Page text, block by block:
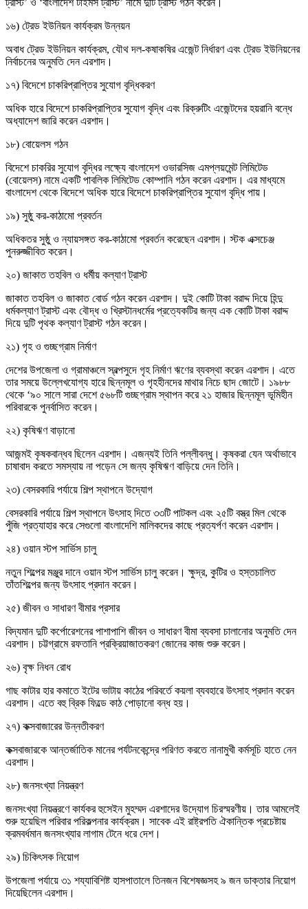
১৬) ট্রেড ইউনিয়ন কার্যক্রম উন্নয়ন
অবাধ ট্রেড ইউনিয়ন কার্যক্রম, যৌথ দল-কষাকষির এজেন্ট নির্ধারণ এবং ট্রেড ইউনিয়নের
নির্বাচনের অনুমতি দেন এরশাদ।
১৭) বিদেশে চাকরিপ্রাপ্তির সুযোগ বৃদ্ধিকরণ
অধিক হারে বিদেশে চাকরিপ্রাপ্তির সুযোগ বৃদ্ধি এবং রিক্রুটিং এজেন্টদের হয়রানি বন্ধে
অধ্যাদেশ জারি করেন এরশাদ।
১৮) বোয়েলস গঠন
বিদেশে চাকরির সুযোগ বৃদ্ধির লক্ষ্যে বাংলাদেশ ওভারসিজ এমপ্লয়মেন্ট লিমিটেড
(বোয়েলস) নামে একটি পাবলিক লিমিটেড কোম্পানি গঠন করেন এরশাদ। এর মাধ্যমে
বাংলাদেশ থেকে বিদেশে অধিক হারে বিদেশে চাকরিপ্রাপ্তির সুযোগ বৃদ্ধি পায়।
১৯) সুষ্ঠু কর-কাঠামো প্রবর্তন
অধিকতর সুষ্ঠু ও ন্যায়সঙ্গত কর-কাঠামো প্রবর্তন করেছেন এরশাদ। স্টক এক্সচেঞ্জ
পুনরুজ্জীবিত করেন।
২০) জাকাত তহবিল ও ধর্মীয় কল্যাণ ট্রাস্ট
জাকাত তহবিল ও জাকাত বোর্ড গঠন করেন এরশাদ। দুই কোটি টাকা বরাদ্দ দিয়ে হিন্দু
ধর্মকল্যাণ ট্রাস্ট এবং বৌদ্ধ ও খ্রিস্টানধর্মের প্রত্যেকটির জন্য এক কোটি টাকা বরাদ্দ
দিয়ে দুটি পৃথক কল্যাণ ট্রাস্ট গঠন করেন।
২১) গৃহ ও গুচ্ছগ্রাম নির্মাণ
দেশের উপজেলা ও গ্রামাঞ্চলে স্বল্পসুদে গৃহ নির্মাণ ঋণের ব্যবস্থা করেন এরশাদ। এতে
তার সময়ে উল্লেখযোগ্য হারে ছিন্নমূল ও গৃহহীনদের মাথার নিচে ছাদ জোটে। ১৯৮৮
থেকে ‘৯০ সালে সারা দেশে ৫৬৮টি গুচ্ছগ্রাম স্থাপন করে ২১ হাজার ছিন্নমূল ভূমিহীন
পরিবারকে পুনর্বাসিত করেন।
২২) কৃষিঋণ বাড়ানো
আজন্মই কৃষকবান্ধব ছিলেন এরশাদ। এজন্যই তিনি পল্লীবন্ধু। কৃষকরা যেন অর্থাভাবে
চাষাবাদ করতে সমস্যায় না পড়েন সে জন্য কৃষিঋণ বাড়িয়ে দেন তিনি।
২৩) বেসরকারি পর্যায়ে শিল্প স্থাপনে উদ্যোগ
বেসরকারি পর্যায়ে শিল্প স্থাপনে উৎসাহ দিতে ৩৩টি পাটকল এবং ২৫টি বস্ত্র মিল থেকে
পুঁজি প্রত্যাহার করে সেগুলো বাংলাদেশি মালিকদের কাছে প্রত্যর্পণ করেন এরশাদ।
২৪) ওয়ান স্টপ সার্ভিস চালু
নতুন শিল্পের মঞ্জুর দানে ওয়ান স্টপ সার্ভিস চালু করেন। ক্ষুদ্র, কুটির ও হস্তচালিত
তাঁতশিল্পের জন্য উৎসাহ প্রদান করেন।
২৫) জীবন ও সাধারণ বীমার প্রসার
বিদ্যমান দুটি কর্পোরেশনের পাশাপাশি জীবন ও সাধারণ বীমা ব্যবসা চালানোর অনুমতি দেন
এরশাদ। চট্টগ্রামে রফতানি প্রক্রিয়াজাতকরণ জোনের কাজ শুরু করেন।
২৬) বৃক্ষ নিধন রোধ
গাছ কাটার হার কমাতে ইটের ভাটায় কাঠের পরিবর্তে কয়লা ব্যবহারে উৎসাহ প্রদান করেন
এরশাদ। এতে বহু ব্রিক ফিল্ডে কাঠ পোড়ানো বন্ধ হয়।
২৭) কক্সবাজারের উন্নতীকরণ
কক্সবাজারকে আন্তর্জাতিক মানের পর্যটনকেন্দ্রে পরিণত করতে নানামুখী কর্মসূচি হাতে নেন
এরশাদ।
২৮) জনসংখ্যা নিয়ন্ত্রণ
জনসংখ্যা নিয়ন্ত্রণে কার্যকর হুসেইন মুহম্মদ এরশাদের উদ্যোগ চিরস্মরণীয়। তার আমলেই
শুরু হয়েছিল পরিবার পরিকল্পনার কার্যক্রম। সাবেক এই রাষ্ট্রপতি ঐকান্তিক প্রচেষ্টায়
ক্রমবর্ধমান জনসংখ্যার লাগাম টেনে ধরে দেশ।
২৯) চিকিৎসক নিয়োগ
উপজেলা পর্যায়ে ৩১ শয্যাবিশিষ্ট হাসপাতালে তিনজন বিশেষজ্ঞসহ ৯ জন ডাক্তার নিয়োগ
দিয়েছিলেন এরশাদ।